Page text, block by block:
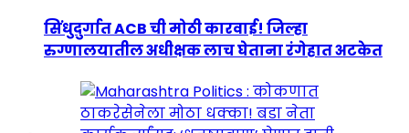
सिंधुदुर्गात ACB ची मोठी कारवाई! जिल्हा
रुग्णालयातील अधीक्षक लाच घेताना रंगेहात अटकेत